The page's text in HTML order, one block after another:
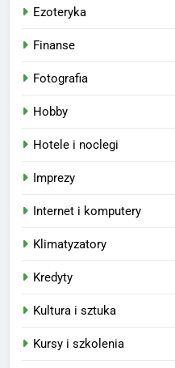
Ezoteryka
Finanse
Fotografia
Hobby
Hotele i noclegi
Imprezy
Internet i komputery
Klimatyzatory
Kredyty
Kultura i sztuka
Kursy i szkolenia